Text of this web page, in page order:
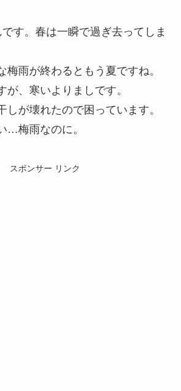
す。春は一瞬で過ぎ去ってしま
梅雨が終わるともう夏ですね。
が、寒いよりましです。
しが壊れたので困っています。
…梅雨なのに。
スポンサー リンク